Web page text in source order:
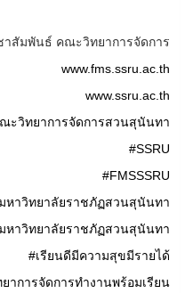
าสัมพันธ์ คณะวิทยาการจัดการ
www.fms.ssru.ac.th
www.ssru.ac.th
ะวิทยาการจัดการสวนสุนันทา
#SSRU
#FMSSSRU
หาวิทยาลัยราชภัฏสวนสุนันทา
หาวิทยาลัยราชภัฏสวนสุนันทา
#เรียนดีมีความสุขมีรายได้
าการจัดการทำงานพร้อมเรียน